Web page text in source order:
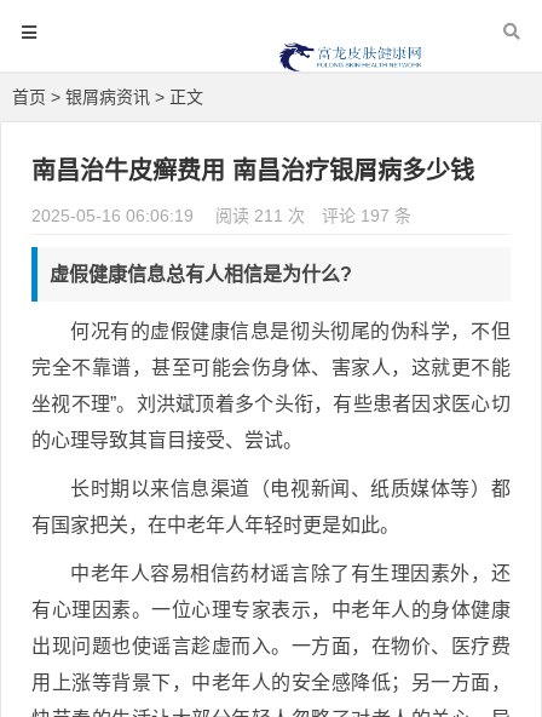
首页 > 银屑病资讯 > 正文
南昌治牛皮癣费用 南昌治疗银屑病多少钱
2025-05-16 06:06:19 阅读 211 次 评论 197 条
虚假健康信息总有人相信是为什么?
何况有的虚假健康信息是彻头彻尾的伪科学，不但
完全不靠谱，甚至可能会伤身体、害家人，这就更不能
坐视不理”。刘洪斌顶着多个头衔，有些患者因求医心切
的心理导致其盲目接受、尝试。
长时期以来信息渠道（电视新闻、纸质媒体等）都
有国家把关，在中老年人年轻时更是如此。
中老年人容易相信药材谣言除了有生理因素外，还
有心理因素。一位心理专家表示，中老年人的身体健康
出现问题也使谣言趁虚而入。一方面，在物价、医疗费
用上涨等背景下，中老年人的安全感降低；另一方面，